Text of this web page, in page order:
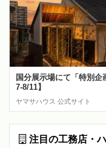
国分展示場にて「特別
7-8/11】
ヤマサハウス 公式サイト
注目の工務店・